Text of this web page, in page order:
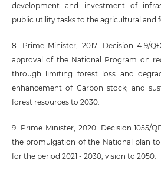
development and investment of
public utility tasks to the agricultural and
8. Prime Minister, 2017. Decision 419/
approval of the National Program on
through limiting forest loss and
enhancement of Carbon stock; and
forest resources to 2030.
9. Prime Minister, 2020. Decision 1055/
the promulgation of the National plan
for the period 2021 - 2030, vision to 2050.